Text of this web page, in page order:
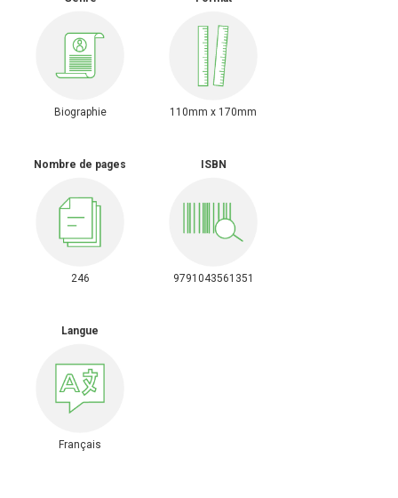
Biographie 110mm x 170mm
Nombre de pages
246
ISBN
9791043561351
Langue
Français